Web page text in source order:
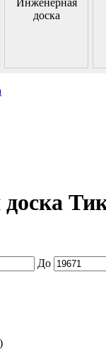
доска
До